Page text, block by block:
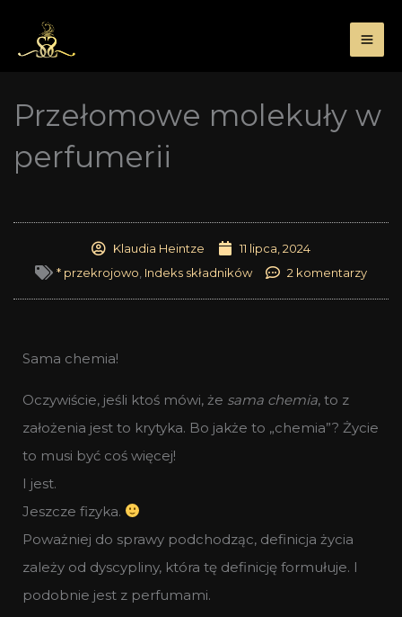
treści
Przełomowe molekuły w
perfumerii
Klaudia Heintze
11 lipca, 2024
* przekrojowo Indeks składników 2 komentarzy
Sama chemia!
Oczywiście, jeśli ktoś mówi, że sama chemia, to z
założenia jest to krytyka. Bo jakże to „chemia”? Życie
to musi być coś więcej!
I jest.
Jeszcze fizyka.
Poważniej do sprawy podchodząc, definicja życia
zależy od dyscypliny, która tę definicję formułuje. I
podobnie jest z perfumami.